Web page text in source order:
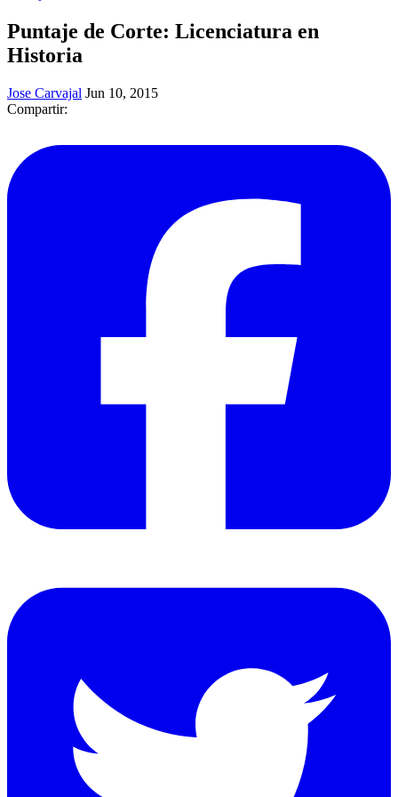
Puntaje de Corte: Licenciatura en
Historia
Jose Carvajal Jun 10, 2015
Compartir: